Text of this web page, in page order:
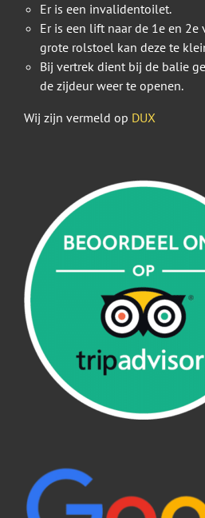
Er is een invalidentoilet.
Er is een lift naar de 1e en 2e
grote rolstoel kan deze te
Bij vertrek dient bij de balie
de zijdeur weer te openen.
Wij zijn vermeld op DUX